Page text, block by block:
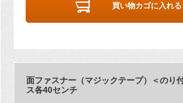
買い物カゴに入れる
面ファスナー（マジックテープ）＜のり
ス各40センチ